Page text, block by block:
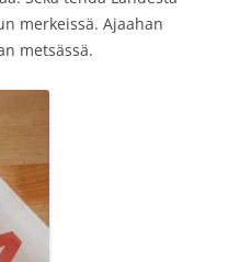
merkeissä. Ajaahan
metsässä.